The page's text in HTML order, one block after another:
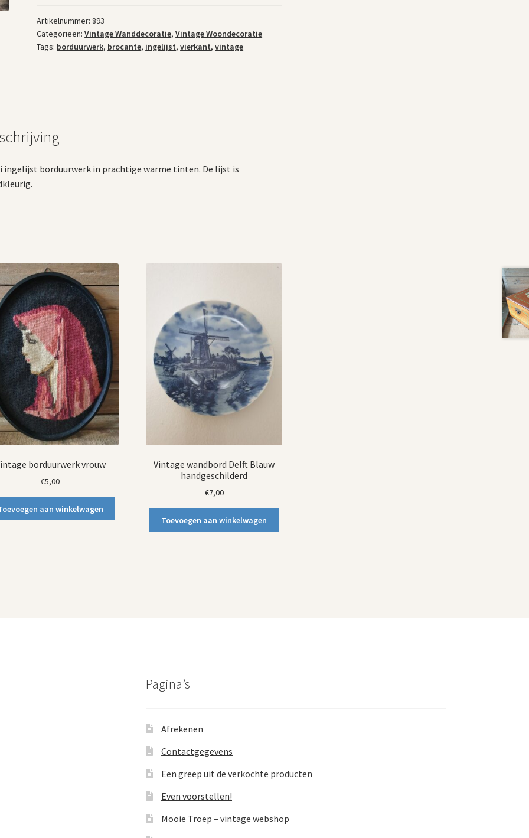
Artikelnummer:893
Categorieën:Vintage Wanddecoratie,Vintage Woondecoratie
Tags: borduurwerk, brocante, ingelijst,vierkant,vintage
ingelijst borduurwerk in prachtige warme tinten. De lijst is
borduurwerk vrouw
€5,00
aan winkelwagen
Vintage wandbord Delft Blauw
handgeschilderd
€7,00
Toevoegen aan winkelwagen
Pagina’s
Afrekenen
Contactgegevens
Een greep uit de verkochte producten
Even voorstellen!
Mooie Troep – vintage webshop